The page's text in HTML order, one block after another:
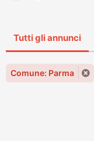
Tutti gli annunci
Comune: Parma